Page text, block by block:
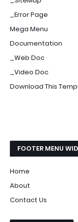
_Error Page
Mega Menu
Documentation
_Web Doc
_Video Doc
Download This
FOOTER MENU
Home
About
Contact Us